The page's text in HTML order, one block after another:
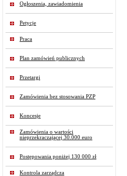
Ogłoszenia, zawiadomienia
Petycje
Praca
Plan zamówień publicznych
Przetargi
Zamówienia bez stosowania PZP
Koncesje
Zamówienia o wartości
nieprzekraczającej 30.000 euro
Postępowania poniżej 130 000 zł
Kontrola zarządcza